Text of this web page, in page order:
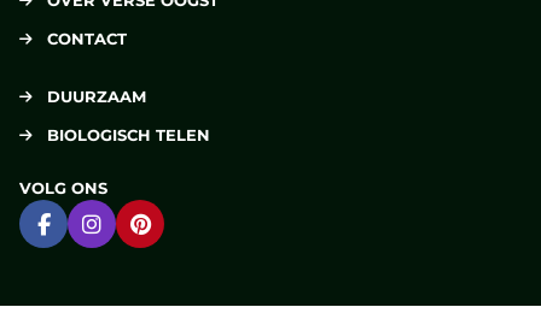
CONTACT
DUURZAAM
BIOLOGISCH TELEN
VOLG ONS
Ga naar Facebook
Ga naar Instagram
Ga naar Pinterest